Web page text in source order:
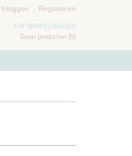
Inloggen Registreren
UW WINKELWAGEN
Geen producten (0)